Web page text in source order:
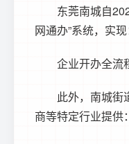
东莞南城自
网通办”系统，实现
企业开办全流
此外，南城街
商等特定行业提供：